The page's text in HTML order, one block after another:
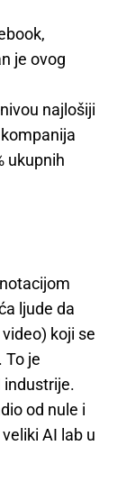
je ovog
najlošiji
ukupnih
ljude da
koji se
To je
industrije.
od nule i
AI lab u